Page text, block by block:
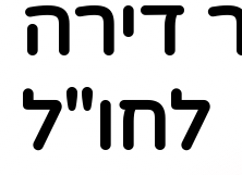
דירה
לחו"ל